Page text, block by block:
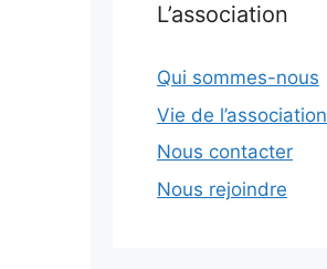
L’association
Qui sommes-nous
Vie de l’association
Nous contacter
Nous rejoindre